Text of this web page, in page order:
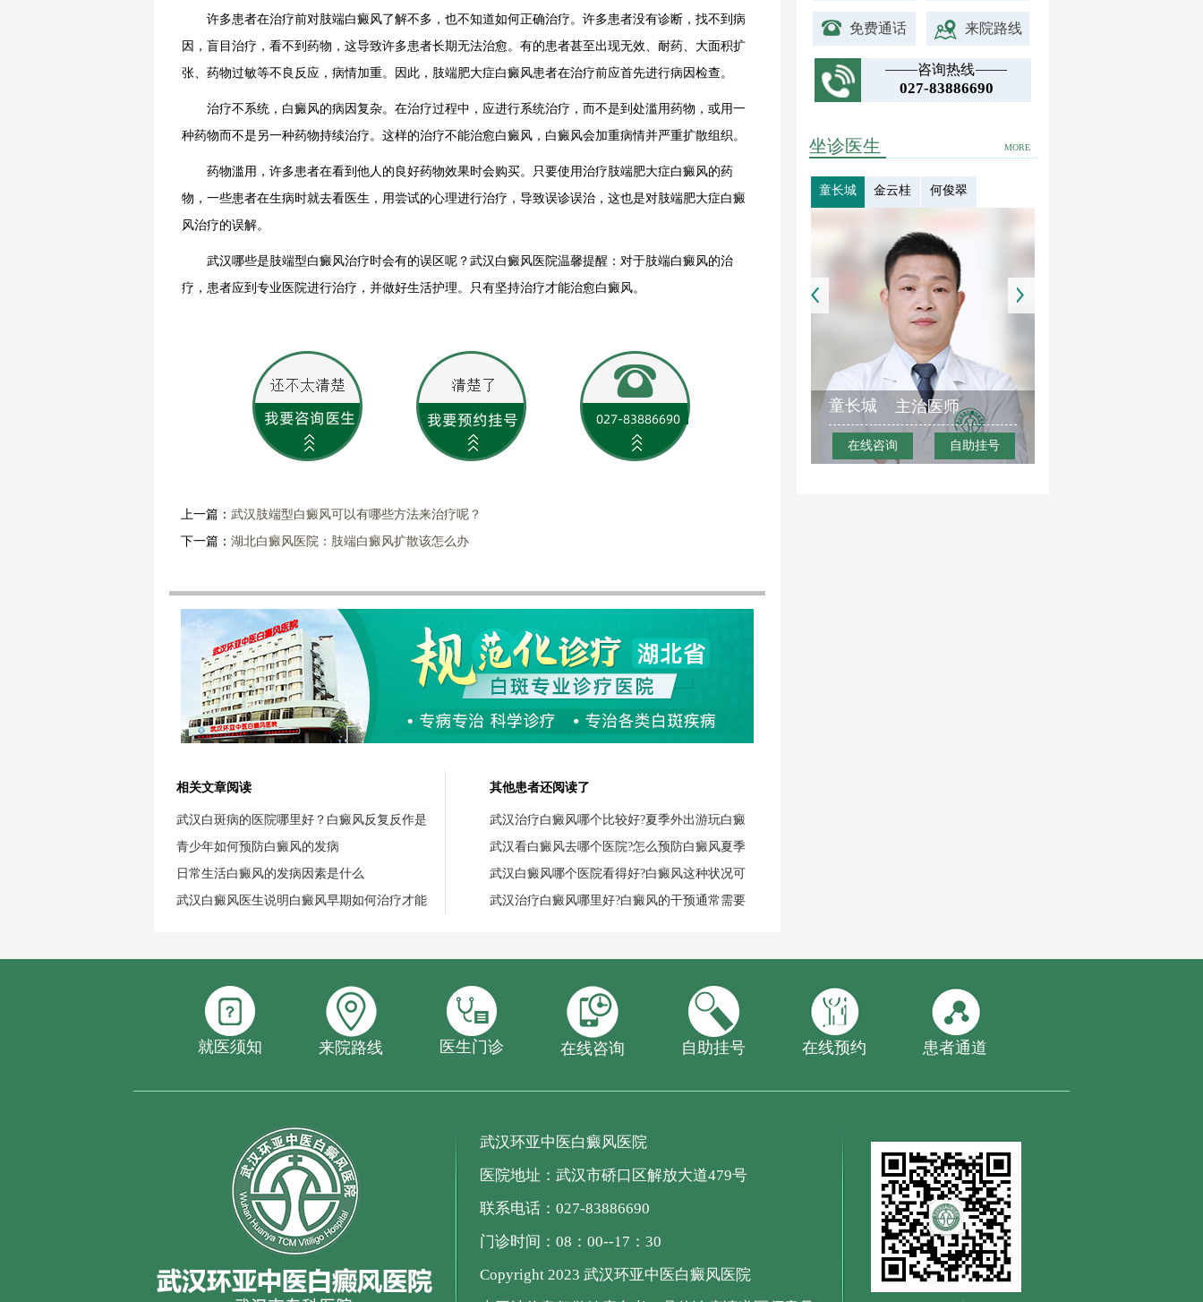
许多患者在治疗前对肢端白癜风了解不多，也不知道如何正确治疗。许多患者没有诊断，找不到病
因，盲目治疗，看不到药物，这导致许多患者长期无法治愈。有的患者甚至出现无效、耐药、大面积扩
张、药物过敏等不良反应，病情加重。因此，肢端肥大症白癜风患者在治疗前应首先进行病因检查。
治疗不系统，白癜风的病因复杂。在治疗过程中，应进行系统治疗，而不是到处滥用药物，或用一
种药物而不是另一种药物持续治疗。这样的治疗不能治愈白癜风，白癜风会加重病情并严重扩散组织。
药物滥用，许多患者在看到他人的良好药物效果时会购买。只要使用治疗肢端肥大症白癜风的药
物，一些患者在生病时就去看医生，用尝试的心理进行治疗，导致误诊误治，这也是对肢端肥大症白癜
风治疗的误解。
武汉哪些是肢端型白癜风治疗时会有的误区呢？ 武汉白癜风医院温馨提醒：对于肢端白癜风的治
疗，患者应到专业医院进行治疗，并做好生活护理。只有坚持治疗才能治愈白癜风。
上一篇： 武汉肢端型白癜风可以有哪些方法来治疗呢？
下一篇： 湖北白癜风医院：肢端白癜风扩散该怎么办
相关文章阅读
武汉白斑病的医院哪里好？白癜风反复反作是
青少年如何预防白癜风的发病
日常生活白癜风的发病因素是什么
武汉白癜风医生说明白癜风早期如何治疗才能
其他患者还阅读了
武汉治疗白癜风哪个比较好?夏季外出游玩白癜
武汉看白癜风去哪个医院?怎么预防白癜风夏季
武汉白癜风哪个医院看得好?白癜风这种状况可
武汉治疗白癜风哪里好?白癜风的干预通常需要
免费通话 来院路线
咨询热线
027-83886690
MORE
坐诊医生
童长城 金云桂 何俊翠
童长城 主治医师
在线咨询 自助挂号
就医须知 来院路线 医生门诊 在线咨询 自助挂号 在线预约 患者通道
武汉环亚中医白癜风医院
医院地址：武汉市硚口区解放大道479号
联系电话：027-83886690
门诊时间：08：00--17：30
Copyright 2023 武汉环亚中医白癜风医院